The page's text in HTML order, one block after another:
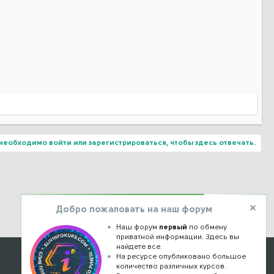
войти или зарегистрироваться, чтобы здесь отвечать.
Наши контакты
Добро пожаловать на наш форум
Наш форум первый по обмену
приватной информации. Здесь вы
найдете все.
На ресурсе опубликовано большое
количество различных курсов.